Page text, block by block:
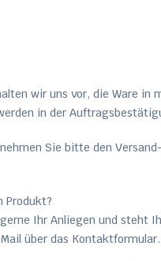
wir uns vor, die Ware
in der
Sie bitte den
Produkt?
Ihr Anliegen und steht
über das